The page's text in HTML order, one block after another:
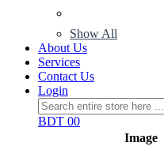
Show All
About Us
Services
Contact Us
Login
BDT 00
Image